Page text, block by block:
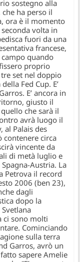
sostegno alla
ha perso il
ora è il momento
volta in
fuori da una
francese,
campo quando
proprio
set nel doppio
Fed Cup. E’
E’ ancora in
giusto il
che sarà il
avrà luogo il
al Palais des
contenere circa
vincente da
di metà luglio e
Austria. La
Petrova il record
2006 (ben 23),
dagli
dopo la
ci sono molti
Cominciando
sulla terra
Garros, avrò un
sapere Amelie